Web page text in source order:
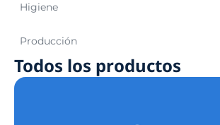
Higiene
Producción
Todos los productos